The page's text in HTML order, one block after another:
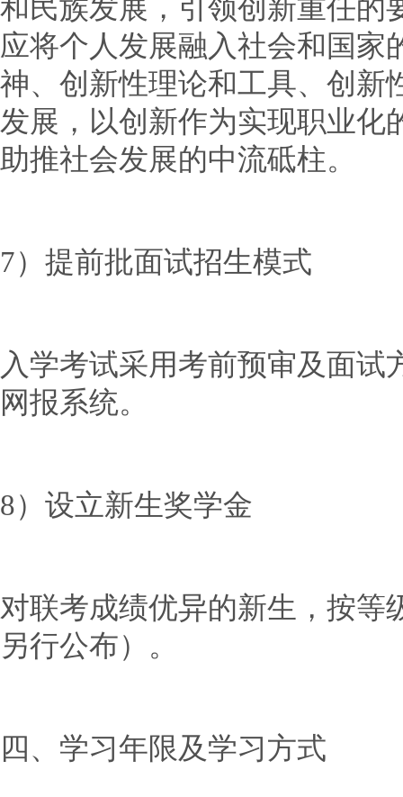
和民族发展，引领创新重任的
应将个人发展融入社会和国家
神、创新性理论和工具、创新
发展，以创新作为实现职业化
助推社会发展的中流砥柱。
7）提前批面试招生模式
入学考试采用考前预审及面试
网报系统。
8）设立新生奖学金
对联考成绩优异的新生，按等
另行公布）。
四、学习年限及学习方式